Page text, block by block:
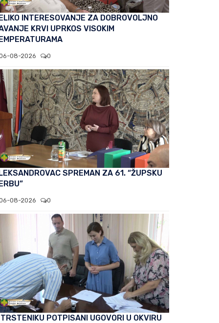
INTERESOVANJE ZA DOBROVOLJNO
KRVI UPRKOS VISOKIM
08-2026 0
SPREMAN ZA 61. “ŽUPSKU
08-2026 0
POTPISANI UGOVORI U OKVIRU